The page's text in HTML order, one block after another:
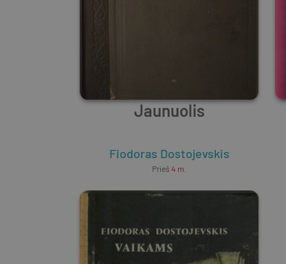
Jaunuolis
Fiodoras Dostojevskis
Prieš 4 m.